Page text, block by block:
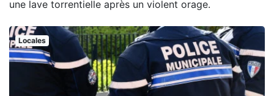
une lave torrentielle après un violent orage.
Locales